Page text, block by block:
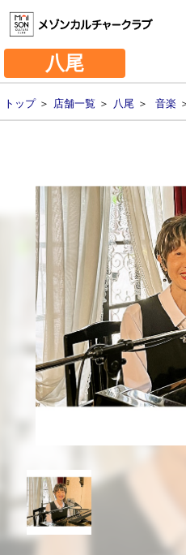
八尾
トップ＞ 店舗一覧 ＞ 八尾 ＞ 音楽